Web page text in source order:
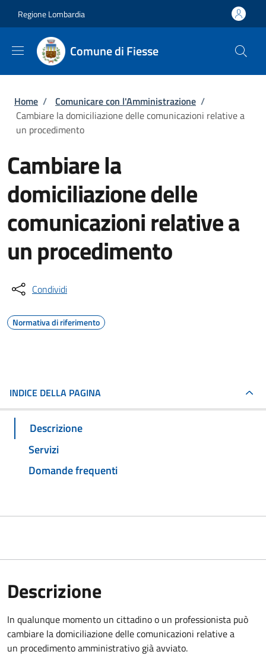
Regione Lombardia
Comune di Fiesse
Briciole di pane
Home / Comunicare con l'Amministrazione /
Cambiare la domiciliazione delle comunicazioni relative a
un procedimento
Cambiare la
domiciliazione delle
comunicazioni relative a
un procedimento
Condividi
Normativa di riferimento
INDICE DELLA PAGINA
Descrizione
Servizi
Domande frequenti
Descrizione
In qualunque momento un cittadino o un professionista può
cambiare la domiciliazione delle comunicazioni relative a
un procedimento amministrativo già avviato.